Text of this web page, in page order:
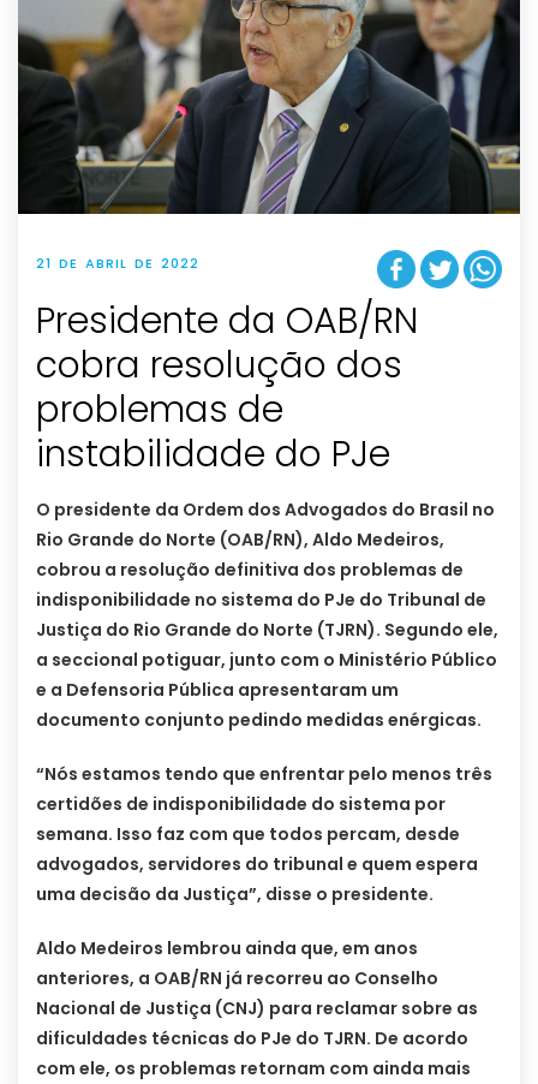
21 DE ABRIL DE 2022
Presidente da OAB/RN
cobra resolução dos
problemas de
instabilidade do PJe
O presidente da Ordem dos Advogados do Brasil no
Rio Grande do Norte (OAB/RN), Aldo Medeiros,
cobrou a resolução definitiva dos problemas de
indisponibilidade no sistema do PJe do Tribunal de
Justiça do Rio Grande do Norte (TJRN). Segundo ele,
a seccional potiguar, junto com o Ministério Público
e a Defensoria Pública apresentaram um
documento conjunto pedindo medidas enérgicas.
“Nós estamos tendo que enfrentar pelo menos três
certidões de indisponibilidade do sistema por
semana. Isso faz com que todos percam, desde
advogados, servidores do tribunal e quem espera
uma decisão da Justiça”, disse o presidente.
Aldo Medeiros lembrou ainda que, em anos
anteriores, a OAB/RN já recorreu ao Conselho
Nacional de Justiça (CNJ) para reclamar sobre as
dificuldades técnicas do PJe do TJRN. De acordo
com ele, os problemas retornam com ainda mais